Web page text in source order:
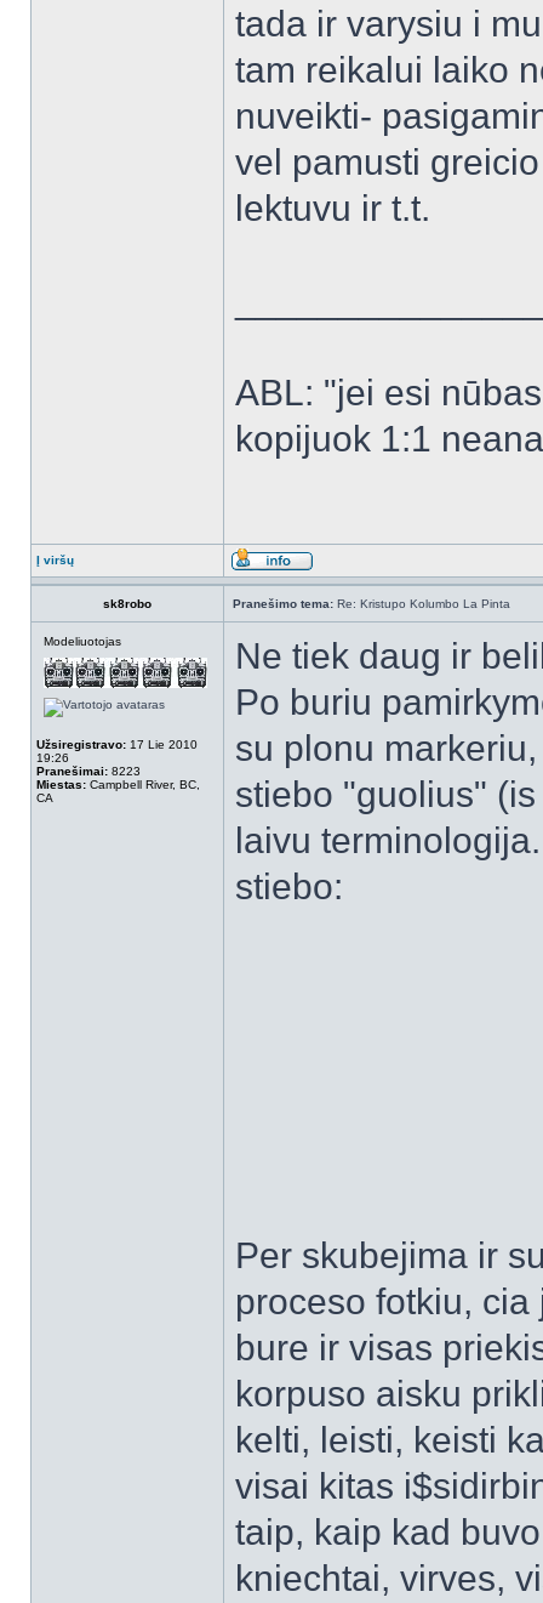
tada ir varysiu i
tam reikalui laiko
nuveikti-
vel pamusti
lektuvu ir t.t.
ABL: "jei esi
kopijuok 1:1
Į viršų
sk8robo Pranešimo tema: Re: Kristupo Kolumbo La Pinta
Modeliuotojas
Užsiregistravo: 17 Lie 2010
19:26
Pranešimai: 8223
Miestas: Campbell River, BC,
CA
Ne tiek daug ir
Po buriu
su plonu
stiebo "guolius"
laivu
stiebo:
Per skubejima ir
proceso fotkiu,
bure ir visas
korpuso aisku
kelti, leisti, keisti
visai kitas
taip, kaip kad
kniechtai, virves,